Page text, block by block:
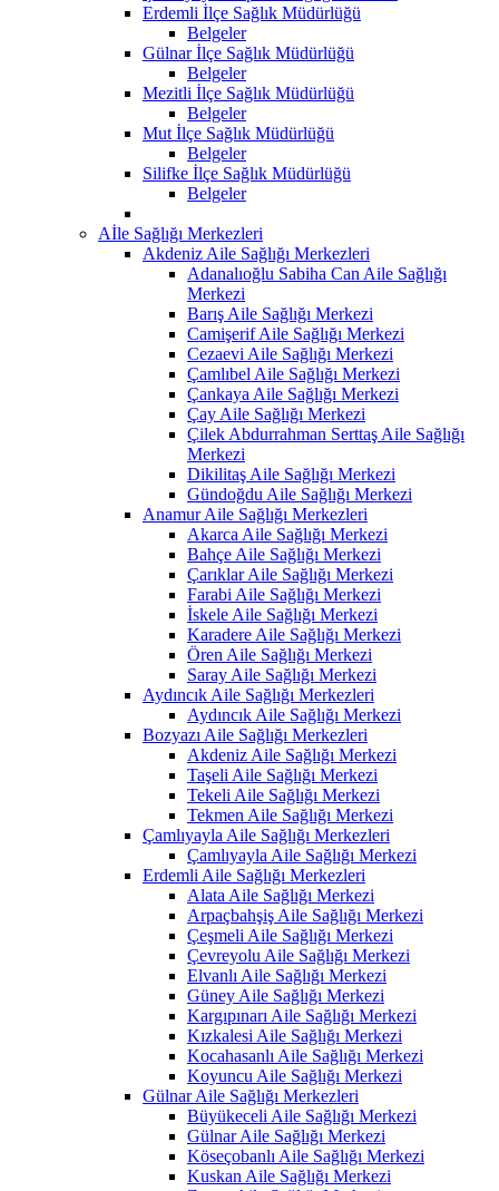
Erdemli İlçe Sağlık Müdürlüğü
Belgeler
Gülnar İlçe Sağlık Müdürlüğü
Belgeler
Mezitli İlçe Sağlık Müdürlüğü
Belgeler
Mut İlçe Sağlık Müdürlüğü
Belgeler
Silifke İlçe Sağlık Müdürlüğü
Belgeler
Aİle Sağlığı Merkezleri
Akdeniz Aile Sağlığı Merkezleri
Adanalıoğlu Sabiha Can Aile Sağlığı
Merkezi
Barış Aile Sağlığı Merkezi
Camişerif Aile Sağlığı Merkezi
Cezaevi Aile Sağlığı Merkezi
Çamlıbel Aile Sağlığı Merkezi
Çankaya Aile Sağlığı Merkezi
Çay Aile Sağlığı Merkezi
Çilek Abdurrahman Serttaş Aile Sağlığı
Merkezi
Dikilitaş Aile Sağlığı Merkezi
Gündoğdu Aile Sağlığı Merkezi
Anamur Aile Sağlığı Merkezleri
Akarca Aile Sağlığı Merkezi
Bahçe Aile Sağlığı Merkezi
Çarıklar Aile Sağlığı Merkezi
Farabi Aile Sağlığı Merkezi
İskele Aile Sağlığı Merkezi
Karadere Aile Sağlığı Merkezi
Ören Aile Sağlığı Merkezi
Saray Aile Sağlığı Merkezi
Aydıncık Aile Sağlığı Merkezleri
Aydıncık Aile Sağlığı Merkezi
Bozyazı Aile Sağlığı Merkezleri
Akdeniz Aile Sağlığı Merkezi
Taşeli Aile Sağlığı Merkezi
Tekeli Aile Sağlığı Merkezi
Tekmen Aile Sağlığı Merkezi
Çamlıyayla Aile Sağlığı Merkezleri
Çamlıyayla Aile Sağlığı Merkezi
Erdemli Aile Sağlığı Merkezleri
Alata Aile Sağlığı Merkezi
Arpaçbahşiş Aile Sağlığı Merkezi
Çeşmeli Aile Sağlığı Merkezi
Çevreyolu Aile Sağlığı Merkezi
Elvanlı Aile Sağlığı Merkezi
Güney Aile Sağlığı Merkezi
Kargıpınarı Aile Sağlığı Merkezi
Kızkalesi Aile Sağlığı Merkezi
Kocahasanlı Aile Sağlığı Merkezi
Koyuncu Aile Sağlığı Merkezi
Gülnar Aile Sağlığı Merkezleri
Büyükeceli Aile Sağlığı Merkezi
Gülnar Aile Sağlığı Merkezi
Köseçobanlı Aile Sağlığı Merkezi
Kuskan Aile Sağlığı Merkezi